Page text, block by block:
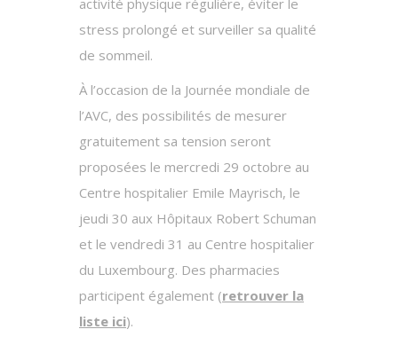
stress prolongé et surveiller sa qualité
de sommeil.
À l’occasion de la Journée mondiale de
l’AVC, des possibilités de mesurer
gratuitement sa tension seront
proposées le mercredi 29 octobre au
Centre hospitalier Emile Mayrisch, le
jeudi 30 aux Hôpitaux Robert Schuman
et le vendredi 31 au Centre hospitalier
du Luxembourg. Des pharmacies
participent également (retrouver la
liste ici).